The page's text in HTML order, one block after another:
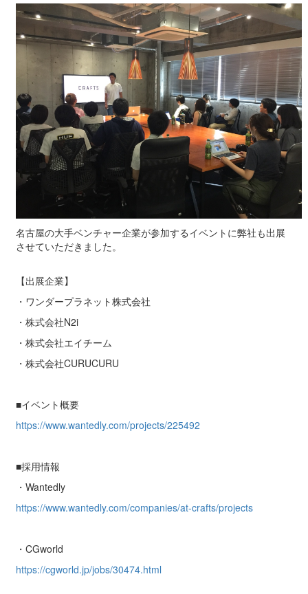
名古屋の大手ベンチャー企業が参加するイベントに弊社も出展
させていただきました。
【出展企業】
・ワンダープラネット株式会社
・株式会社N2i
・株式会社エイチーム
・株式会社CURUCURU
■イベント概要
https://www.wantedly.com/projects/225492
■採用情報
・Wantedly
https://www.wantedly.com/companies/at-crafts/projects
・CGworld
https://cgworld.jp/jobs/30474.html